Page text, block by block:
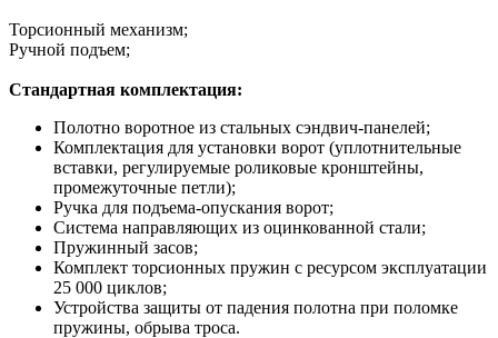
Торсионный механизм;
Ручной подъем;
Стандартная комплектация:
Полотно воротное из стальных сэндвич-панелей;
Комплектация для установки ворот (уплотнительные
вставки, регулируемые роликовые кронштейны,
промежуточные петли);
Ручка для подъема-опускания ворот;
Система направляющих из оцинкованной стали;
Пружинный засов;
Комплект торсионных пружин с ресурсом эксплуатации
25 000 циклов;
Устройства защиты от падения полотна при поломке
пружины, обрыва троса.